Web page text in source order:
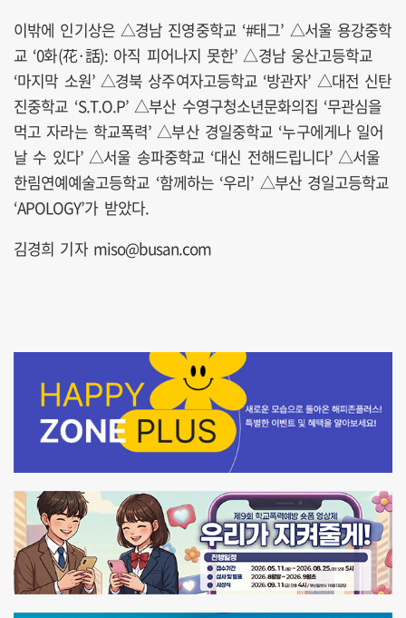
이밖에 인기상은 △경남 진영중학교 ‘#태그’ △서울 용강중학
교 ‘0화(花·話): 아직 피어나지 못한’ △경남 웅산고등학교
‘마지막 소원’ △경북 상주여자고등학교 ‘방관자’ △대전 신탄
진중학교 ‘S.T.O.P’ △부산 수영구청소년문화의집 ‘무관심을
먹고 자라는 학교폭력’ △부산 경일중학교 ‘누구에게나 일어
날 수 있다’ △서울 송파중학교 ‘대신 전해드립니다’ △서울
한림연예예술고등학교 ‘함께하는 ‘우리’ △부산 경일고등학교
‘APOLOGY’가 받았다.
김경희 기자 miso@busan.com